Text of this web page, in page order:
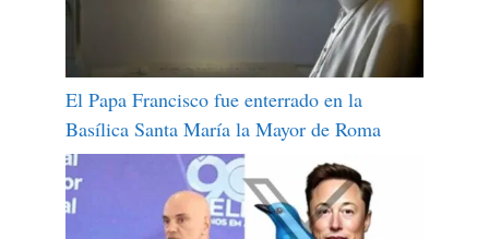
El Papa Francisco fue enterrado en la
Basílica Santa María la Mayor de Roma